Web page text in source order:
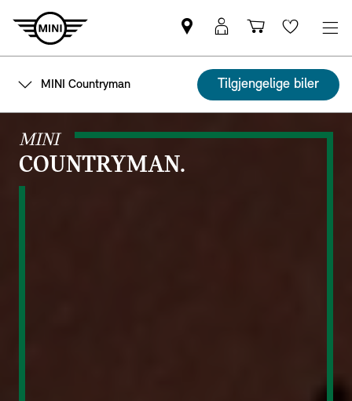
Find
MINI-
partner
Min
MINI-
pålogging
Indkøbskurv
Wishlist
MINI Countryman Tilgjengelige biler
MINI
COUNTRYMAN.